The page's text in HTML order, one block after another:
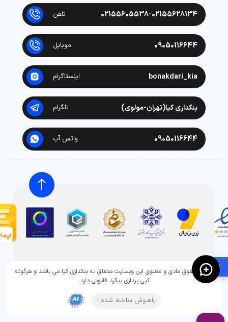
🛍️
02155605538-02155628134 تلفن
09050116644 موبایل
bonakdari_kia اینستاگرام
بنکداری کیا(تهران-مولوی) تلگرام
09050116644 واتس آپ
تمامی حقوق مادی و معنوی این وبسایت متعلق به بنکداری کیا می باشد و هرگونه
کپی برداری پیگرد قانونی دارد.
باهـوش ساخته شده !